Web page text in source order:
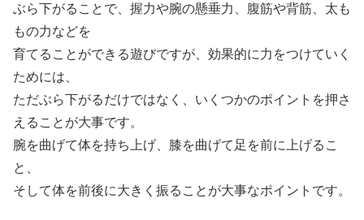
ぶら下がることで、握力や腕の懸垂力、腹筋や背筋、太も
もの力などを
育てることができる遊びですが、効果的に力をつけていく
ためには、
ただぶら下がるだけではなく、いくつかのポイントを押さ
えることが大事です。
腕を曲げて体を持ち上げ、膝を曲げて足を前に上げるこ
と、
そして体を前後に大きく振ることが大事なポイントです。